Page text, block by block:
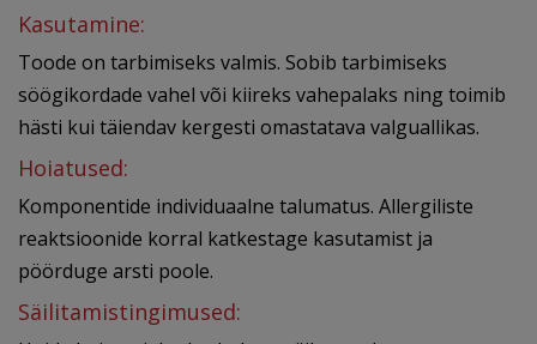
Kasutamine:
Toode on tarbimiseks valmis. Sobib tarbimiseks
söögikordade vahel või kiireks vahepalaks ning toimib
hästi kui täiendav kergesti omastatava valguallikas.
Hoiatused:
Komponentide individuaalne talumatus. Allergiliste
reaktsioonide korral katkestage kasutamist ja
pöörduge arsti poole.
Säilitamistingimused: